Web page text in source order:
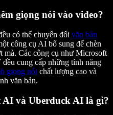
giọng nói vào video?
có thể chuyển đổi văn bản
công cụ AI bổ sung để chèn
mà. Các công cụ như Microsoft
cung cấp những tính năng
giọng nói chất lượng cao và
văn bản.
AI và Uberduck AI là gì?